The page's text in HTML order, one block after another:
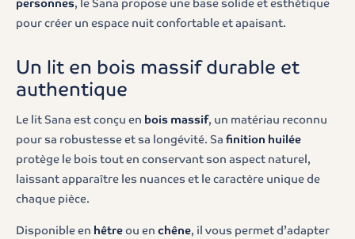
personnes, le Sana propose une base solide et esthétique
pour créer un espace nuit confortable et apaisant.
Un lit en bois massif durable et
authentique
Le lit Sana est conçu en bois massif, un matériau reconnu
pour sa robustesse et sa longévité. Sa finition huilée
protège le bois tout en conservant son aspect naturel,
laissant apparaître les nuances et le caractère unique de
chaque pièce.
Disponible en hêtreou en chêne, il vous permet d’adapter